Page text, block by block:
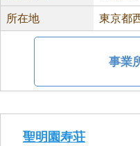
所在地 東京都
事業
聖明園寿荘